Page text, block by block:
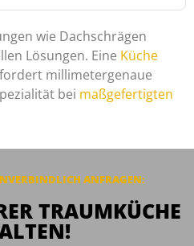
wie Dachschrägen
Lösungen. Eine Küche
millimetergenaue
bei maßgefertigten
ANFRAGEN:
TRAUMKÜCHE